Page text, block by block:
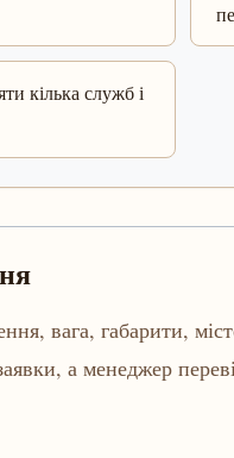
кілька служб і
вага, габарити,
а менеджер